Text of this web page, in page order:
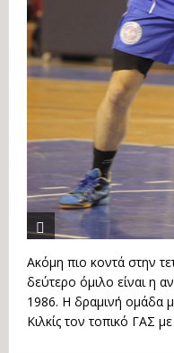
Ακόμη πιο κοντά στην
δεύτερο όμιλο είναι η
1986. Η δραμινή ομάδα
Κιλκίς τον τοπικό ΓΑΣ